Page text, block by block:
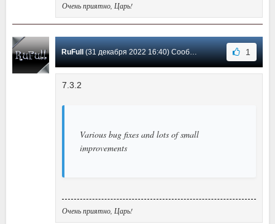
Очень приятно, Царь!
RuFull (31 декабря 2022 16:40) Сообщение #1 1
7.3.2
Various bug fixes and lots of small
improvements
Очень приятно, Царь!